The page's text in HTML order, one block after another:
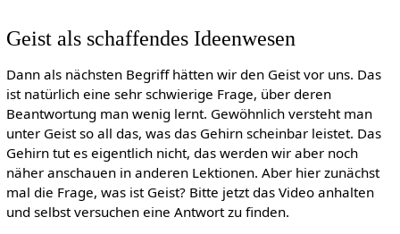
Geist als schaffendes Ideenwesen
Dann als nächsten Begriff hätten wir den Geist vor uns. Das
ist natürlich eine sehr schwierige Frage, über deren
Beantwortung man wenig lernt. Gewöhnlich versteht man
unter Geist so all das, was das Gehirn scheinbar leistet. Das
Gehirn tut es eigentlich nicht, das werden wir aber noch
näher anschauen in anderen Lektionen. Aber hier zunächst
mal die Frage, was ist Geist? Bitte jetzt das Video anhalten
und selbst versuchen eine Antwort zu finden.